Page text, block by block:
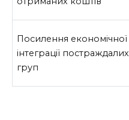
Посилення економічної
інтеграції постраждалих
груп